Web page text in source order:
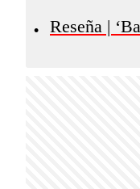
• Reseña |